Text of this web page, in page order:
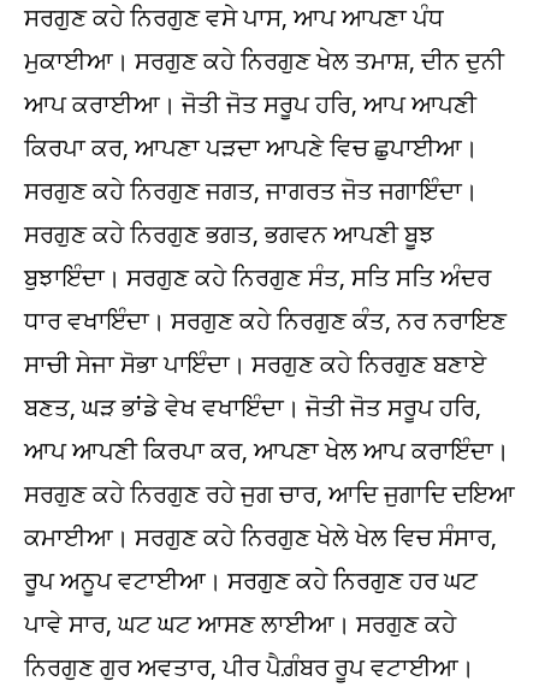
ਸਰਗੁਣ ਕਹੇ ਨਿਰਗੁਣ ਵਸੇ ਪਾਸ, ਆਪ ਆਪਣਾ ਪੰਧ
ਮੁਕਾਈਆ। ਸਰਗੁਣ ਕਹੇ ਨਿਰਗੁਣ ਖੇਲ ਤਮਾਸ਼, ਦੀਨ ਦੁਨੀ
ਆਪ ਕਰਾਈਆ। ਜੋਤੀ ਜੋਤ ਸਰੂਪ ਹਰਿ, ਆਪ ਆਪਣੀ
ਕਿਰਪਾ ਕਰ, ਆਪਣਾ ਪੜਦਾ ਆਪਣੇ ਵਿਚ ਛੁਪਾਈਆ।
ਸਰਗੁਣ ਕਹੇ ਨਿਰਗੁਣ ਜਗਤ, ਜਾਗਰਤ ਜੋਤ ਜਗਾਇੰਦਾ।
ਸਰਗੁਣ ਕਹੇ ਨਿਰਗੁਣ ਭਗਤ, ਭਗਵਨ ਆਪਣੀ ਬੂਝ
ਬੁਝਾਇੰਦਾ। ਸਰਗੁਣ ਕਹੇ ਨਿਰਗੁਣ ਸੰਤ, ਸਤਿ ਸਤਿ ਅੰਦਰ
ਧਾਰ ਵਖਾਇੰਦਾ। ਸਰਗੁਣ ਕਹੇ ਨਿਰਗੁਣ ਕੰਤ, ਨਰ ਨਰਾਇਣ
ਸਾਚੀ ਸੇਜਾ ਸੋਭਾ ਪਾਇੰਦਾ। ਸਰਗੁਣ ਕਹੇ ਨਿਰਗੁਣ ਬਣਾਏ
ਬਣਤ, ਘੜ ਭਾਂਡੇ ਵੇਖ ਵਖਾਇੰਦਾ। ਜੋਤੀ ਜੋਤ ਸਰੂਪ ਹਰਿ,
ਆਪ ਆਪਣੀ ਕਿਰਪਾ ਕਰ, ਆਪਣਾ ਖੇਲ ਆਪ ਕਰਾਇੰਦਾ।
ਸਰਗੁਣ ਕਹੇ ਨਿਰਗੁਣ ਰਹੇ ਜੁਗ ਚਾਰ, ਆਦਿ ਜੁਗਾਦਿ ਦਇਆ
ਕਮਾਈਆ। ਸਰਗੁਣ ਕਹੇ ਨਿਰਗੁਣ ਖੇਲੇ ਖੇਲ ਵਿਚ ਸੰਸਾਰ,
ਰੂਪ ਅਨੂਪ ਵਟਾਈਆ। ਸਰਗੁਣ ਕਹੇ ਨਿਰਗੁਣ ਹਰ ਘਟ
ਪਾਵੇ ਸਾਰ, ਘਟ ਘਟ ਆਸਣ ਲਾਈਆ। ਸਰਗੁਣ ਕਹੇ
ਨਿਰਗੁਣ ਗੁਰ ਅਵਤਾਰ, ਪੀਰ ਪੈਗ਼ੰਬਰ ਰੂਪ ਵਟਾਈਆ।